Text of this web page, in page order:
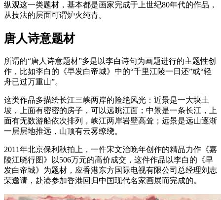
纵观这一类题材，基本都是画家完成于上世纪80年代的作品，
从技法的层面可谓炉火纯青。
唐人诗意题材
所谓的“唐人诗意题材”多是以李白诗句为画题进行的主题性创
作，比如李白的《早发白帝城》中的“千里江陵一日还”或“轻
舟已过万重山”。
这类作品多描绘长江三峡两岸的险绝风光：近景是一大块土
坡，上面有密密的房子，可以远眺江面；中景是一条长江，上
面有无数游船依次排列，峡江两岸岩壁高耸；远景是远山逐渐
一层层地推远，山顶有云雾缭绕。
2011年北京保利秋拍上，一件宋文治晚年创作的精品力作《嘉
陵江晓行图》以506万元的高价成交，这件作品以李白的《早
发白帝城》为题材，应香港东方国际电视有限公司总经理刘志
荣邀请，赴港参加香港回归中国现代名家画展而完成的。